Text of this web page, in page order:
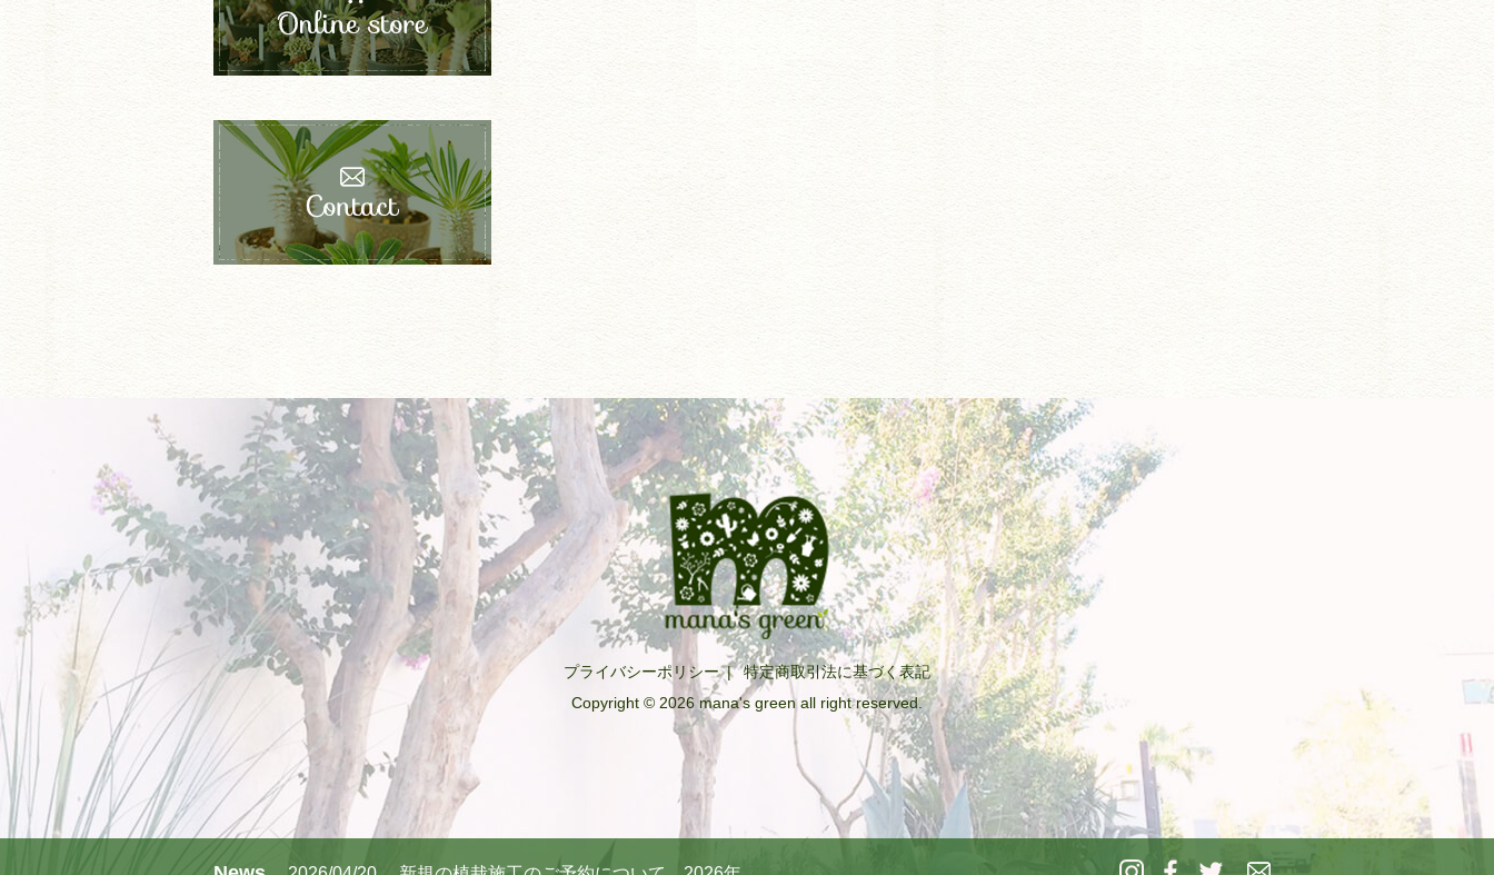
プライバシーポリシー|特定商取引法に基づく表記
Copyright © 2026 mana's green all right reserved.